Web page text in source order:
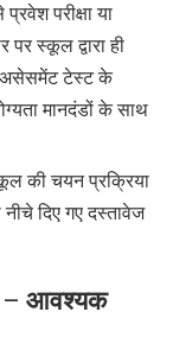
परीक्षा या
पर स्कूल द्वारा ही
असेसमेंट टेस्ट के
मानदंडों के साथ
की चयन प्रक्रिया
नीचे दिए गए दस्तावेज
– आवश्यक